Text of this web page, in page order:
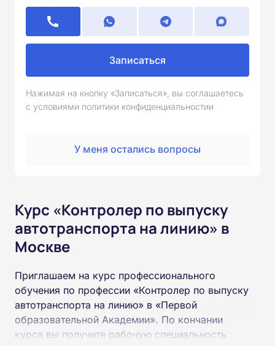
Записаться
Нажимая на кнопку «Записаться», вы соглашаетесь
с условиями политики конфиденциальностии
У меня остались вопросы
Курс «Контролер по выпуску
автотранспорта на линию» в
Москве
Приглашаем на курс профессионального
обучения по профессии «Контролер по выпуску
автотранспорта на линию» в «Первой
образовательной Академии». По кончании
курса вы получите рабочую специальность